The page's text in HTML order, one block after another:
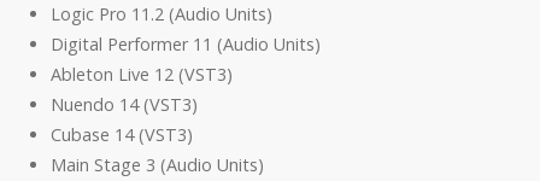
Logic Pro 11.2 (Audio Units)
Digital Performer 11 (Audio Units)
Ableton Live 12 (VST3)
Nuendo 14 (VST3)
Cubase 14 (VST3)
Main Stage 3 (Audio Units)